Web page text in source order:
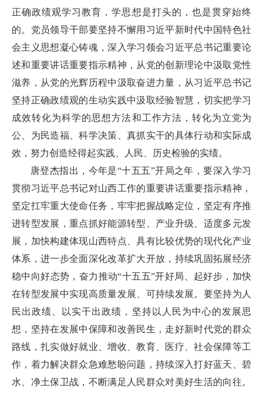
正确政绩观学习教育，学思想是打头的，也是贯穿始终
的。党员领导干部要坚持不懈用习近平新时代中国特色社
会主义思想凝心铸魂，深入学习领会习近平总书记重要论
述和重要讲话重要指示精神，从党的创新理论中汲取党性
滋养，从党的光辉历程中汲取奋进力量，从习近平总书记
坚持正确政绩观的生动实践中汲取经验智慧，切实把学习
成效转化为科学的思想方法和工作方法，转化为立党为
公、为民造福、科学决策、真抓实干的具体行动和实际成
效，努力创造经得起实践、人民、历史检验的实绩。
唐登杰指出，今年是“十五五”开局之年，要深入学习
贯彻习近平总书记对山西工作的重要讲话重要指示精神，
坚定扛牢重大使命任务，牢牢把握战略定位，坚定有序推
进转型发展，重点抓好能源转型、产业升级、适度多元发
展，加快构建体现山西特点、具有比较优势的现代化产业
体系，进一步全面深化改革扩大开放，持续巩固拓展经济
稳中向好态势，奋力推动“十五五”开好局、起好步，加快
在转型发展中实现高质量发展、可持续发展。要坚持为人
民出政绩、以实干出政绩，坚持以人民为中心的发展思
想，坚持在发展中保障和改善民生，走好新时代党的群众
路线，扎实做好就业、增收、教育、医疗、社会保障等工
作，着力解决群众急难愁盼问题，持续深入打好蓝天、碧
水、净土保卫战，不断满足人民群众对美好生活的向往。